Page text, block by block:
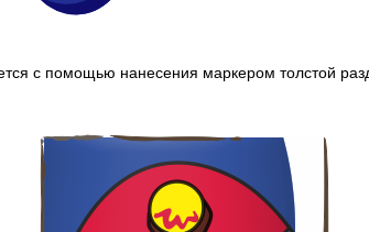
с помощью нанесения маркером толстой